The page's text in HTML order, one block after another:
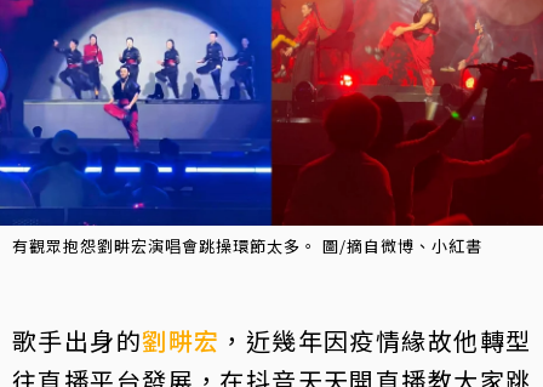
有觀眾抱怨劉畊宏演唱會跳操環節太多。 圖/摘自微博、小紅書
歌手出身的劉畊宏 ，近幾年因疫情緣故他轉型
往直播平台發展，在抖音天天開直播教大家跳